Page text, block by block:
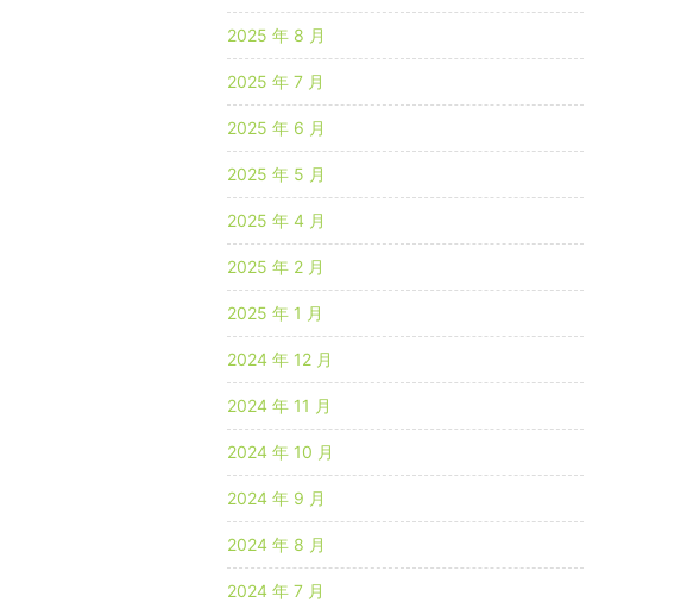
2025 年 8 月
2025 年 7 月
2025 年 6 月
2025 年 5 月
2025 年 4 月
2025 年 2 月
2025 年 1 月
2024 年 12 月
2024 年 11 月
2024 年 10 月
2024 年 9 月
2024 年 8 月
2024 年 7 月